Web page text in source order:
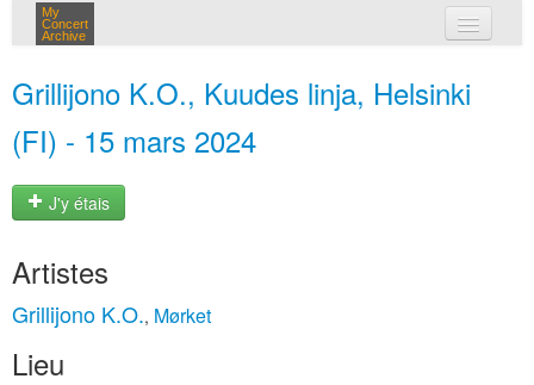
My
Concert
Archive
Grillijono K.O., Kuudes linja, Helsinki
(FI) - 15 mars 2024
J'y étais
Artistes
Grillijono K.O., Mørket
Lieu